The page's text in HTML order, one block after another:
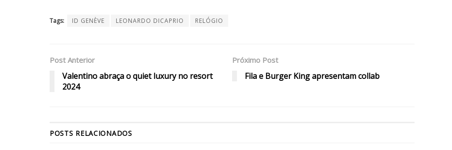
Tags: ID GENÈVE LEONARDO DICAPRIO RELÓGIO
Post Anterior
Valentino abraça o quiet luxury no resort
2024
Próximo Post
Fila e Burger King apresentam collab
POSTS RELACIONADOS